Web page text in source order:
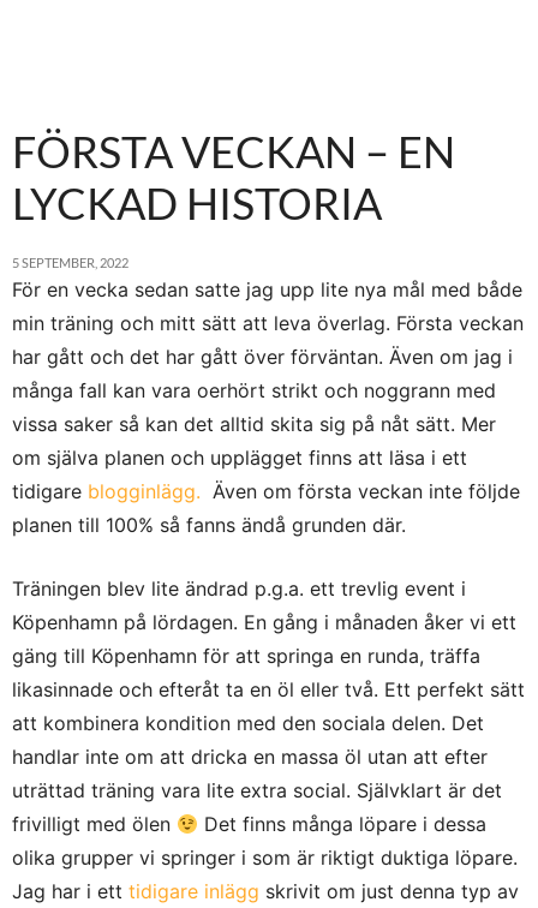
FÖRSTA VECKAN – EN
LYCKAD HISTORIA
5 SEPTEMBER, 2022
För en vecka sedan satte jag upp lite nya mål med både
min träning och mitt sätt att leva överlag. Första veckan
har gått och det har gått över förväntan. Även om jag i
många fall kan vara oerhört strikt och noggrann med
vissa saker så kan det alltid skita sig på nåt sätt. Mer
om själva planen och upplägget finns att läsa i ett
tidigare blogginlägg. Även om första veckan inte följde
planen till 100% så fanns ändå grunden där.
Träningen blev lite ändrad p.g.a. ett trevlig event i
Köpenhamn på lördagen. En gång i månaden åker vi ett
gäng till Köpenhamn för att springa en runda, träffa
likasinnade och efteråt ta en öl eller två. Ett perfekt sätt
att kombinera kondition med den sociala delen. Det
handlar inte om att dricka en massa öl utan att efter
uträttad träning vara lite extra social. Självklart är det
frivilligt med ölen
Det finns många löpare i dessa
olika grupper vi springer i som är riktigt duktiga löpare.
Jag har i ett tidigare inlägg skrivit om just denna typ av